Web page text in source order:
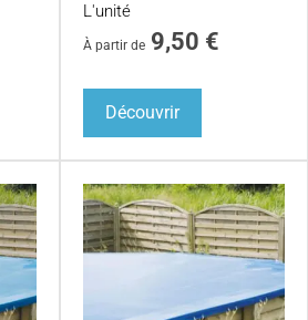
L'unité
À partir de 9,50 €
Découvrir